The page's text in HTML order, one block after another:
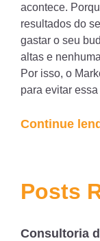
acontece.
resultados do
gastar o seu
altas e
Por isso, o
para evitar
Continue
Posts
Consultoria